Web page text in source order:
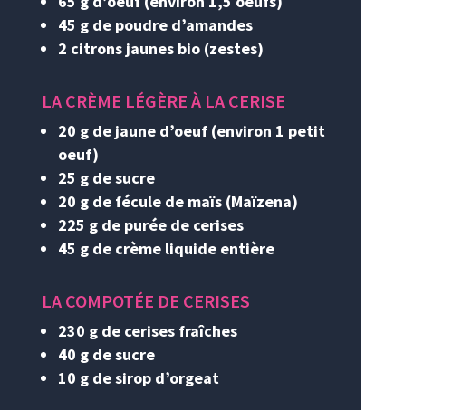
45 g de poudre d’amandes
2 citrons jaunes bio (zestes)
LA CRÈME LÉGÈRE À LA CERISE
20 g de jaune d’oeuf (environ 1 petit
oeuf)
25 g de sucre
20 g de fécule de maïs (Maïzena)
225 g de purée de cerises
45 g de crème liquide entière
LA COMPOTÉE DE CERISES
230 g de cerises fraîches
40 g de sucre
10 g de sirop d’orgeat